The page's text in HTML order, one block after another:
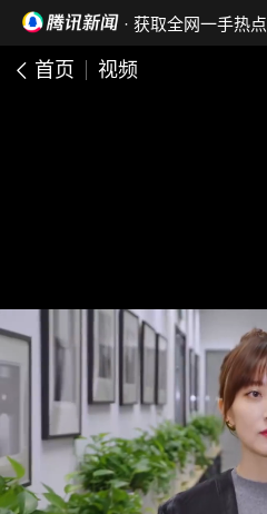
· 获取全网一手热点
首页 视频